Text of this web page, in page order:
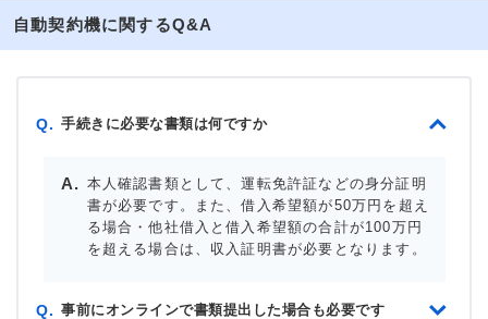
自動契約機に関するQ&A
Q. 手続きに必要な書類は何ですか
本人確認書類として、運転免許証などの身分証明
書が必要です。また、借入希望額が50万円を超え
る場合・他社借入と借入希望額の合計が100万円
を超える場合は、収入証明書が必要となります。
Q. 事前にオンラインで書類提出した場合も必要です